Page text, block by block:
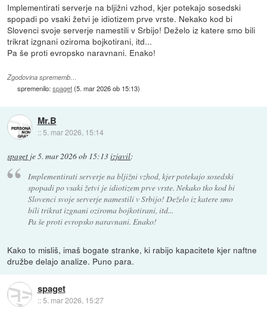
Implementirati serverje na bljižni vzhod, kjer potekajo sosedski
spopadi po vsaki žetvi je idiotizem prve vrste. Nekako kod bi
Slovenci svoje serverje namestili v Srbijo! Deželo iz katere smo bili
trikrat izgnani oziroma bojkotirani, itd...
Pa še proti evropsko naravnani. Enako!
Zgodovina sprememb…
spremenilo:spaget(5. mar 2026 ob 15:13)
Mr.B
:: 5. mar 2026, 15:14
spaget je5. mar 2026 ob 15:13izjavil:
Implementirati serverje na bljižni vzhod, kjer potekajo sosedski
spopadi po vsaki žetvi je idiotizem prve vrste. Nekako tko kod bi
Slovenci svoje serverje namestili v Srbijo! Deželo iz katere smo
bili trikrat izgnani oziroma bojkotirani, itd...
Pa še proti evropsko naravnani. Enako!
Kako to misliš, imaš bogate stranke, ki rabijo kapacitete kjer naftne
družbe delajo analize. Puno para.
spaget
::5. mar 2026, 15:27